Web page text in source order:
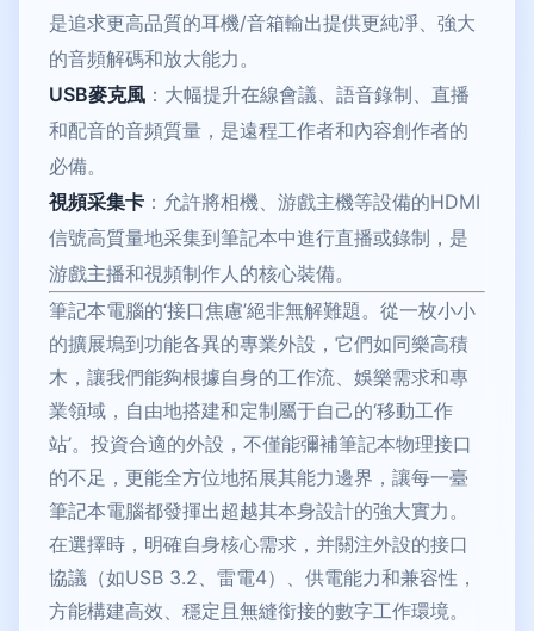
是追求更高品質的耳機/音箱輸出提供更純凈、強大
的音頻解碼和放大能力。
USB麥克風 ：大幅提升在線會議、語音錄制、直播
和配音的音頻質量，是遠程工作者和內容創作者的
必備。
視頻采集卡 ：允許將相機、游戲主機等設備的HDMI
信號高質量地采集到筆記本中進行直播或錄制，是
游戲主播和視頻制作人的核心裝備。
筆記本電腦的‘接口焦慮’絕非無解難題。從一枚小小
的擴展塢到功能各異的專業外設，它們如同樂高積
木，讓我們能夠根據自身的工作流、娛樂需求和專
業領域，自由地搭建和定制屬于自己的‘移動工作
站’。投資合適的外設，不僅能彌補筆記本物理接口
的不足，更能全方位地拓展其能力邊界，讓每一臺
筆記本電腦都發揮出超越其本身設計的強大實力。
在選擇時，明確自身核心需求，并關注外設的接口
協議（如USB 3.2、雷電4）、供電能力和兼容性，
方能構建高效、穩定且無縫銜接的數字工作環境。